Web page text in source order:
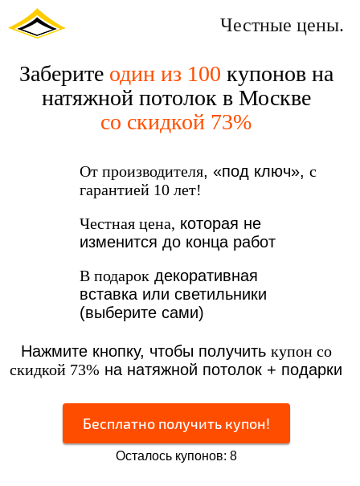
Честные цены.
Заберите один из 100 купонов на
натяжной потолок в Москве
со скидкой 73%
От производителя, «под ключ», с
гарантией 10 лет!
Честная цена, которая не
изменится до конца работ
В подарок декоративная
вставка или светильники
(выберите сами)
Нажмите кнопку, чтобы получить купон со
скидкой 73% на натяжной потолок + подарки
Бесплатно получить купон!
Осталось купонов: 8